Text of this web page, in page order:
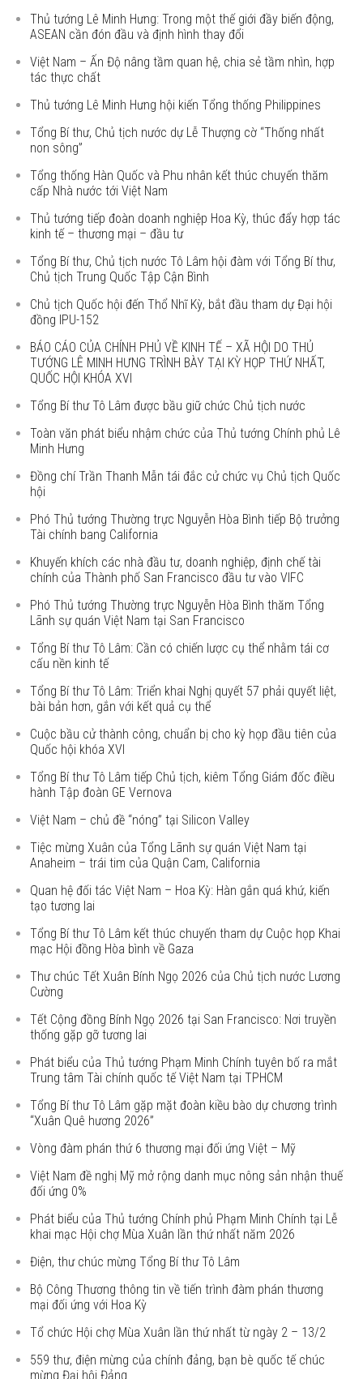
Thủ tướng Lê Minh Hưng: Trong một thế giới đầy biến động,
ASEAN cần đón đầu và định hình thay đổi
Việt Nam – Ấn Độ nâng tầm quan hệ, chia sẻ tầm nhìn, hợp
tác thực chất
Thủ tướng Lê Minh Hưng hội kiến Tổng thống Philippines
Tổng Bí thư, Chủ tịch nước dự Lễ Thượng cờ “Thống nhất
non sông”
Tổng thống Hàn Quốc và Phu nhân kết thúc chuyến thăm
cấp Nhà nước tới Việt Nam
Thủ tướng tiếp đoàn doanh nghiệp Hoa Kỳ, thúc đẩy hợp tác
kinh tế – thương mại – đầu tư
Tổng Bí thư, Chủ tịch nước Tô Lâm hội đàm với Tổng Bí thư,
Chủ tịch Trung Quốc Tập Cận Bình
Chủ tịch Quốc hội đến Thổ Nhĩ Kỳ, bắt đầu tham dự Đại hội
đồng IPU-152
BÁO CÁO CỦA CHÍNH PHỦ VỀ KINH TẾ – XÃ HỘI DO THỦ
TƯỚNG LÊ MINH HƯNG TRÌNH BÀY TẠI KỲ HỌP THỨ NHẤT,
QUỐC HỘI KHÓA XVI
Tổng Bí thư Tô Lâm được bầu giữ chức Chủ tịch nước
Toàn văn phát biểu nhậm chức của Thủ tướng Chính phủ Lê
Minh Hưng
Đồng chí Trần Thanh Mẫn tái đắc cử chức vụ Chủ tịch Quốc
hội
Phó Thủ tướng Thường trực Nguyễn Hòa Bình tiếp Bộ trưởng
Tài chính bang California
Khuyến khích các nhà đầu tư, doanh nghiệp, định chế tài
chính của Thành phố San Francisco đầu tư vào VIFC
Phó Thủ tướng Thường trực Nguyễn Hòa Bình thăm Tổng
Lãnh sự quán Việt Nam tại San Francisco
Tổng Bí thư Tô Lâm: Cần có chiến lược cụ thể nhằm tái cơ
cấu nền kinh tế
Tổng Bí thư Tô Lâm: Triển khai Nghị quyết 57 phải quyết liệt,
bài bản hơn, gắn với kết quả cụ thể
Cuộc bầu cử thành công, chuẩn bị cho kỳ họp đầu tiên của
Quốc hội khóa XVI
Tổng Bí thư Tô Lâm tiếp Chủ tịch, kiêm Tổng Giám đốc điều
hành Tập đoàn GE Vernova
Việt Nam – chủ đề “nóng” tại Silicon Valley
Tiệc mừng Xuân của Tổng Lãnh sự quán Việt Nam tại
Anaheim – trái tim của Quận Cam, California
Quan hệ đối tác Việt Nam – Hoa Kỳ: Hàn gắn quá khứ, kiến
tạo tương lai
Tổng Bí thư Tô Lâm kết thúc chuyến tham dự Cuộc họp Khai
mạc Hội đồng Hòa bình về Gaza
Thư chúc Tết Xuân Bính Ngọ 2026 của Chủ tịch nước Lương
Cường
Tết Cộng đồng Bính Ngọ 2026 tại San Francisco: Nơi truyền
thống gặp gỡ tương lai
Phát biểu của Thủ tướng Phạm Minh Chính tuyên bố ra mắt
Trung tâm Tài chính quốc tế Việt Nam tại TPHCM
Tổng Bí thư Tô Lâm gặp mặt đoàn kiều bào dự chương trình
“Xuân Quê hương 2026”
Vòng đàm phán thứ 6 thương mại đối ứng Việt – Mỹ
Việt Nam đề nghị Mỹ mở rộng danh mục nông sản nhận thuế
đối ứng 0%
Phát biểu của Thủ tướng Chính phủ Phạm Minh Chính tại Lễ
khai mạc Hội chợ Mùa Xuân lần thứ nhất năm 2026
Điện, thư chúc mừng Tổng Bí thư Tô Lâm
Bộ Công Thương thông tin về tiến trình đàm phán thương
mại đối ứng với Hoa Kỳ
Tổ chức Hội chợ Mùa Xuân lần thứ nhất từ ngày 2 – 13/2
559 thư, điện mừng của chính đảng, bạn bè quốc tế chúc
mừng Đại hội Đảng